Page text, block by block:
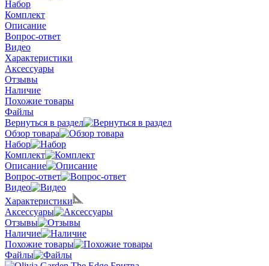
Набор
Комплект
Описание
Вопрос-ответ
Видео
Характеристики
Аксессуары
Отзывы
Наличие
Похожие товары
Файлы
Вернуться в раздел
Обзор товара
Набор
Комплект
Описание
Вопрос-ответ
Видео
Характеристики
Аксессуары
Отзывы
Наличие
Похожие товары
Файлы